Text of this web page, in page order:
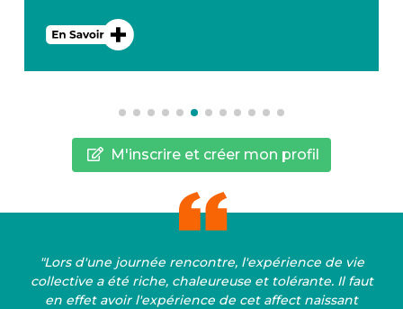
M'inscrire et créer mon profil
"Lors d'une journée rencontre, l'expérience de vie
collective a été riche, chaleureuse et tolérante. Il faut
en effet avoir l'expérience de cet affect naissant